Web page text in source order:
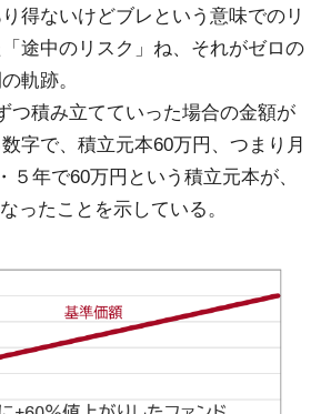
得ないけどブレという意味でのリ
途中のリスク」ね、それがゼロの
軌跡。
つ積み立てていった場合の金額が
字で、積立元本60万円、つまり月
５年で60万円という積立元本が、
ったことを示している。